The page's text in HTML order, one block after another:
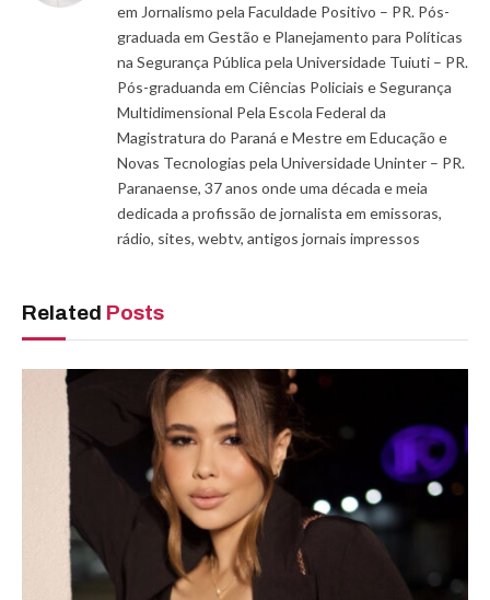
em Jornalismo pela Faculdade Positivo – PR. Pós-
graduada em Gestão e Planejamento para Políticas
na Segurança Pública pela Universidade Tuiuti – PR.
Pós-graduanda em Ciências Policiais e Segurança
Multidimensional Pela Escola Federal da
Magistratura do Paraná e Mestre em Educação e
Novas Tecnologias pela Universidade Uninter – PR.
Paranaense, 37 anos onde uma década e meia
dedicada a profissão de jornalista em emissoras,
rádio, sites, webtv, antigos jornais impressos
Related Posts